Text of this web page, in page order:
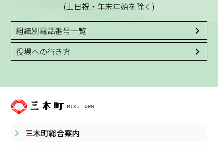
(土日祝・年末年始を除く)
組織別電話番号一覧
役場への行き方
三木町総合案内